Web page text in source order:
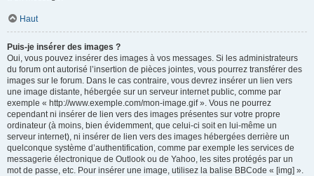
Haut
Puis-je insérer des images ?
Oui, vous pouvez insérer des images à vos messages. Si les administrateurs
du forum ont autorisé l’insertion de pièces jointes, vous pourrez transférer des
images sur le forum. Dans le cas contraire, vous devrez insérer un lien vers
une image distante, hébergée sur un serveur internet public, comme par
exemple « http://www.exemple.com/mon-image.gif ». Vous ne pourrez
cependant ni insérer de lien vers des images présentes sur votre propre
ordinateur (à moins, bien évidemment, que celui-ci soit en lui-même un
serveur internet), ni insérer de lien vers des images hébergées derrière un
quelconque système d’authentification, comme par exemple les services de
messagerie électronique de Outlook ou de Yahoo, les sites protégés par un
mot de passe, etc. Pour insérer une image, utilisez la balise BBCode « [img] ».